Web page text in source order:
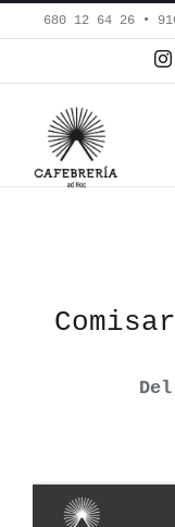
Saltar
al
contenido
680 12 64 26‬ •